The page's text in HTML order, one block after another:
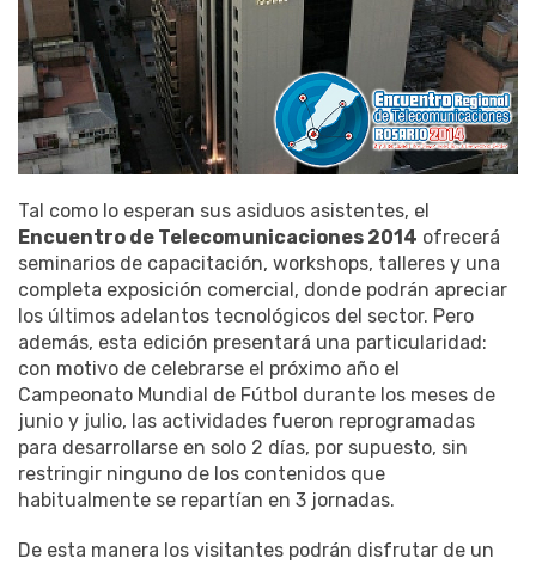
Tal como lo esperan sus asiduos asistentes, el
Encuentro de Telecomunicaciones 2014 ofrecerá
seminarios de capacitación, workshops, talleres y una
completa exposición comercial, donde podrán apreciar
los últimos adelantos tecnológicos del sector. Pero
además, esta edición presentará una particularidad:
con motivo de celebrarse el próximo año el
Campeonato Mundial de Fútbol durante los meses de
junio y julio, las actividades fueron reprogramadas
para desarrollarse en solo 2 días, por supuesto, sin
restringir ninguno de los contenidos que
habitualmente se repartían en 3 jornadas.
De esta manera los visitantes podrán disfrutar de un